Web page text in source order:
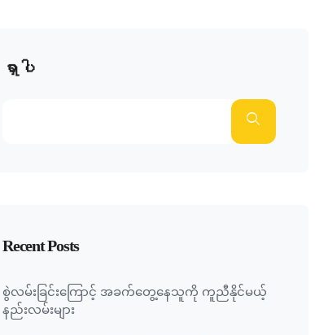
ရှာပါ
Recent Posts
စွဲလမ်းခြင်းကြောင့် အခက်တွေ့နေသူကို ကူညီနိုင်မယ့်
နည်းလမ်းများ